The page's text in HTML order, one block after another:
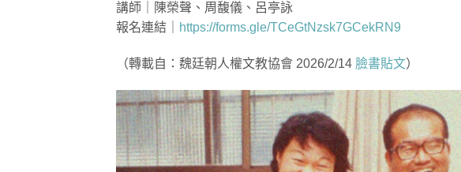
講師｜陳榮聲、周馥儀、呂亭詠
報名連結｜
https://forms.gle/TCeGtNzsk7GCekRN9
（轉載自：魏廷朝人權文教協會 2026/2/14 臉書貼文）